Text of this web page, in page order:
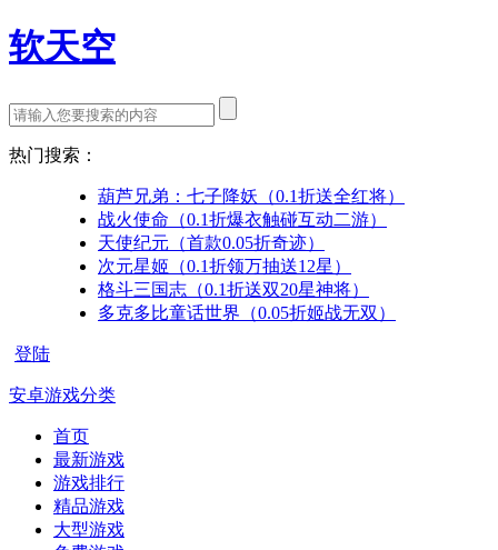
软天空
热门搜索：
葫芦兄弟：七子降妖（0.1折送全红将）
战火使命（0.1折爆衣触碰互动二游）
天使纪元（首款0.05折奇迹）
次元星姬（0.1折领万抽送12星）
格斗三国志（0.1折送双20星神将）
多克多比童话世界（0.05折姬战无双）
登陆
安卓游戏分类
首页
最新游戏
游戏排行
精品游戏
大型游戏